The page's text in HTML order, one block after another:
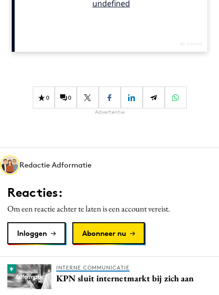
Design
Diversiteit
Effectiviteit
Martech
Media
Merkstrategie
Purpose Marketing
Reputatie & crisis
0 0
Advertentie
Redactie Adformatie
Reacties:
Om een reactie achter te laten is een account vereist.
Inloggen Abonneer nu
INTERNE COMMUNICATIE
KPN sluit internetmarkt bij zich aan